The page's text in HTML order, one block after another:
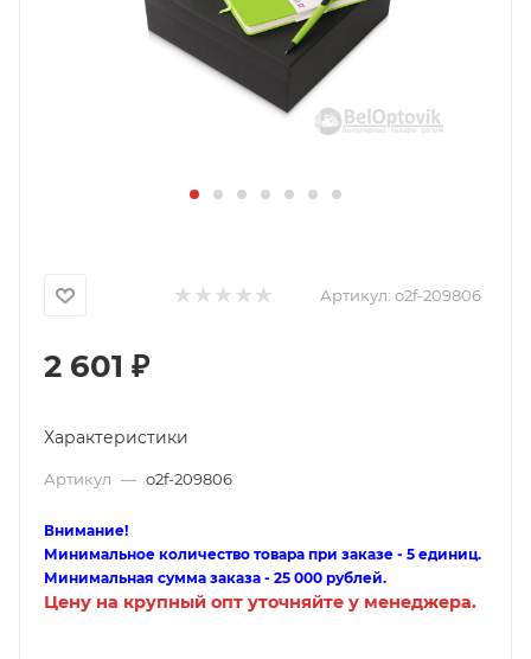
Артикул: o2f-209806
2 601 ₽
Характеристики
Артикул — o2f-209806
Внимание!
Минимальное количество товара при заказе - 5 единиц.
Минимальная сумма заказа - 25 000 рублей.
Цену на крупный опт уточняйте у менеджера.